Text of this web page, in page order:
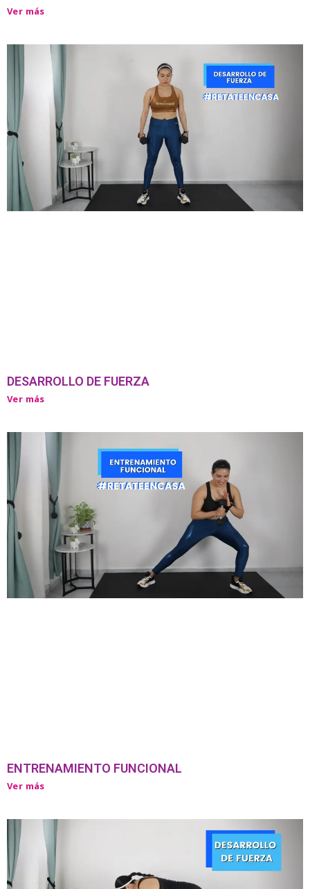
Ver más
DESARROLLO DE FUERZA
Ver más
ENTRENAMIENTO FUNCIONAL
Ver más